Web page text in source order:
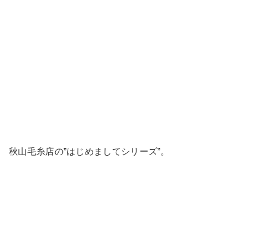
秋山毛糸店の”はじめましてシリーズ”。